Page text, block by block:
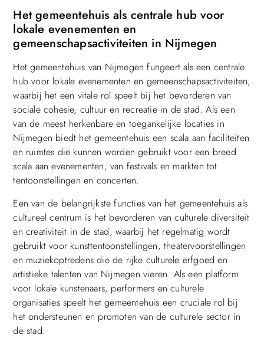
Het gemeentehuis als centrale hub voor
lokale evenementen en
gemeenschapsactiviteiten in Nijmegen
Het gemeentehuis van Nijmegen fungeert als een centrale
hub voor lokale evenementen en gemeenschapsactiviteiten,
waarbij het een vitale rol speelt bij het bevorderen van
sociale cohesie, cultuur en recreatie in de stad. Als een
van de meest herkenbare en toegankelijke locaties in
Nijmegen biedt het gemeentehuis een scala aan faciliteiten
en ruimtes die kunnen worden gebruikt voor een breed
scala aan evenementen, van festivals en markten tot
tentoonstellingen en concerten.
Een van de belangrijkste functies van het gemeentehuis als
cultureel centrum is het bevorderen van culturele diversiteit
en creativiteit in de stad, waarbij het regelmatig wordt
gebruikt voor kunsttentoonstellingen, theatervoorstellingen
en muziekoptredens die de rijke culturele erfgoed en
artistieke talenten van Nijmegen vieren. Als een platform
voor lokale kunstenaars, performers en culturele
organisaties speelt het gemeentehuis een cruciale rol bij
het ondersteunen en promoten van de culturele sector in
de stad.